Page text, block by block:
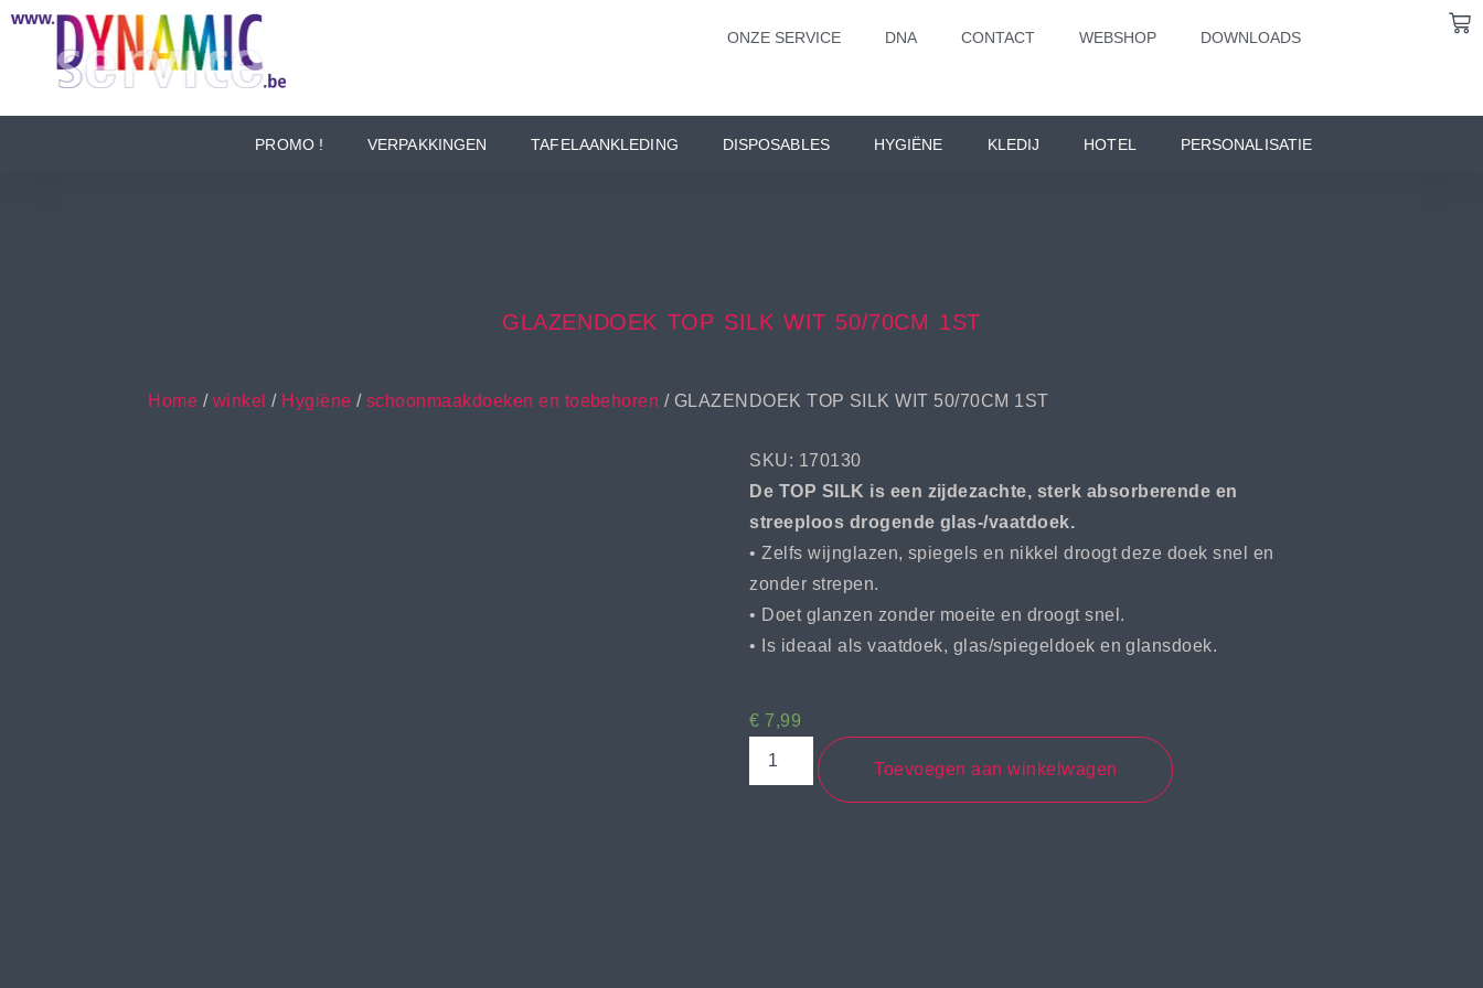
ONZE SERVICE DNA CONTACT WEBSHOP DOWNLOADS
PROMO ! VERPAKKINGEN TAFELAANKLEDING DISPOSABLES HYGIËNE KLEDIJ HOTEL PERSONALISATIE
GLAZENDOEK TOP SILK WIT 50/70CM 1ST
Home / winkel / Hygiëne / schoonmaakdoeken en toebehoren / GLAZENDOEK TOP SILK WIT 50/70CM 1ST
SKU: 170130
De TOP SILK is een zijdezachte, sterk absorberende en
streeploos drogende glas-/vaatdoek.
• Zelfs wijnglazen, spiegels en nikkel droogt deze doek snel en
zonder strepen.
• Doet glanzen zonder moeite en droogt snel.
• Is ideaal als vaatdoek, glas/spiegeldoek en glansdoek.
€ 7,99
Toevoegen aan winkelwagen